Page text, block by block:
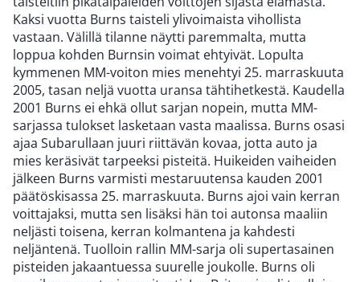
Kaksi vuotta Burns taisteli ylivoimaista vihollista
vastaan. Välillä tilanne näytti paremmalta, mutta
loppua kohden Burnsin voimat ehtyivät. Lopulta
kymmenen MM-voiton mies menehtyi 25. marraskuuta
2005, tasan neljä vuotta uransa tähtihetkestä. Kaudella
2001 Burns ei ehkä ollut sarjan nopein, mutta MM-
sarjassa tulokset lasketaan vasta maalissa. Burns osasi
ajaa Subarullaan juuri riittävän kovaa, jotta auto ja
mies keräsivät tarpeeksi pisteitä. Huikeiden vaiheiden
jälkeen Burns varmisti mestaruutensa kauden 2001
päätöskisassa 25. marraskuuta. Burns ajoi vain kerran
voittajaksi, mutta sen lisäksi hän toi autonsa maaliin
neljästi toisena, kerran kolmantena ja kahdesti
neljäntenä. Tuolloin rallin MM-sarja oli supertasainen
pisteiden jakaantuessa suurelle joukolle. Burns oli